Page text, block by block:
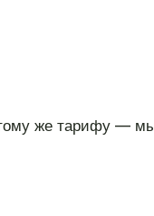
же тарифу —